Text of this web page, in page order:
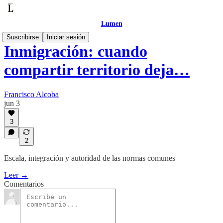
Lumen
Suscribirse
Iniciar sesión
Inmigración: cuando
compartir territorio deja…
Francisco Alcoba
jun 3
3
2
Escala, integración y autoridad de las normas comunes
Leer →
Comentarios